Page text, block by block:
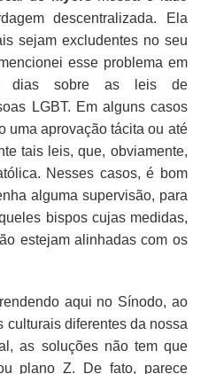
descentralizada. Ela
sejam excludentes no seu
esse problema em
dias sobre as leis de
LGBT. Em alguns casos
uma aprovação tácita ou até
tais leis, que, obviamente,
Nesses casos, é bom
alguma supervisão, para
bispos cujas medidas,
estejam alinhadas com os
aqui no Sínodo, ao
culturais diferentes da nossa
as soluções não tem que
plano Z. De fato, parece